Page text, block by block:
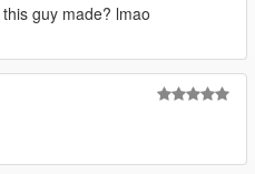
guy made? lmao